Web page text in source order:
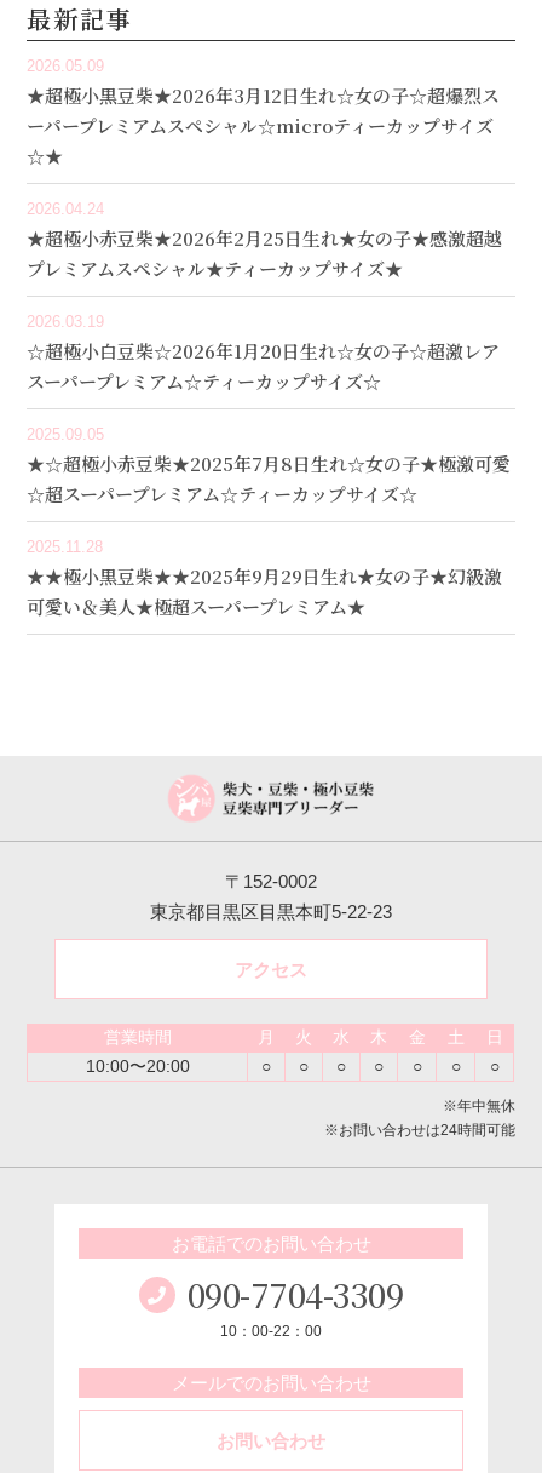
最新記事
2026.05.09
★超極小黒豆柴★2026年3月12日生れ☆女の子☆超爆烈ス
ーパープレミアムスペシャル☆microティーカップサイズ
☆★
2026.04.24
★超極小赤豆柴★2026年2月25日生れ★女の子★感激超越
プレミアムスペシャル★ティーカップサイズ★
2026.03.19
☆超極小白豆柴☆2026年1月20日生れ☆女の子☆超激レア
スーパープレミアム☆ティーカップサイズ☆
2025.09.05
★☆超極小赤豆柴★2025年7月8日生れ☆女の子★極激可愛
☆超スーパープレミアム☆ティーカップサイズ☆
2025.11.28
★★極小黒豆柴★★2025年9月29日生れ★女の子★幻級激
可愛い＆美人★極超スーパープレミアム★
〒152-0002
東京都目黒区目黒本町5-22-23
アクセス
営業時間 月 火 水 木 金 土
日
10:00〜20:00
○ ○ ○ ○ ○ ○ ○
※年中無休
※お問い合わせは24時間可能
お電話でのお問い合わせ
090-7704-3309
10：00-22：00
メールでのお問い合わせ
お問い合わせ